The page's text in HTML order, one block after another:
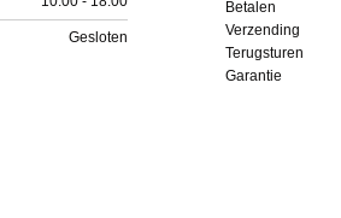
Gesloten
Betalen
Verzending
Terugsturen
Garantie